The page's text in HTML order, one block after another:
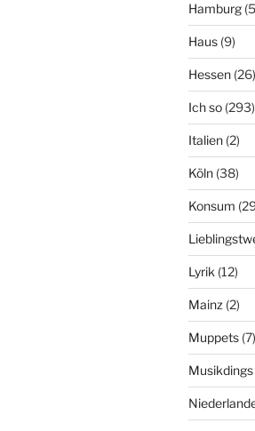
Hamburg
Haus(9)
Hessen(26)
Ich so(293)
Italien(2)
Köln(38)
Konsum
Lyrik (12)
Mainz (2)
Muppets(7)
Musikdings